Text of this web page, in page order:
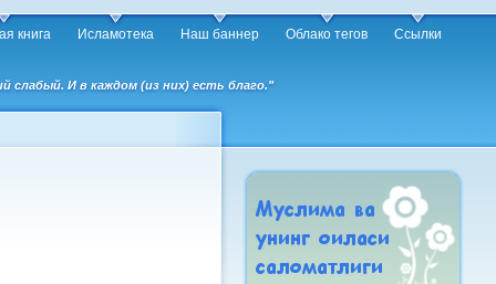
И в каждом (из них) есть благо."
книга Исламотека Наш баннер Облако тегов Ссылки